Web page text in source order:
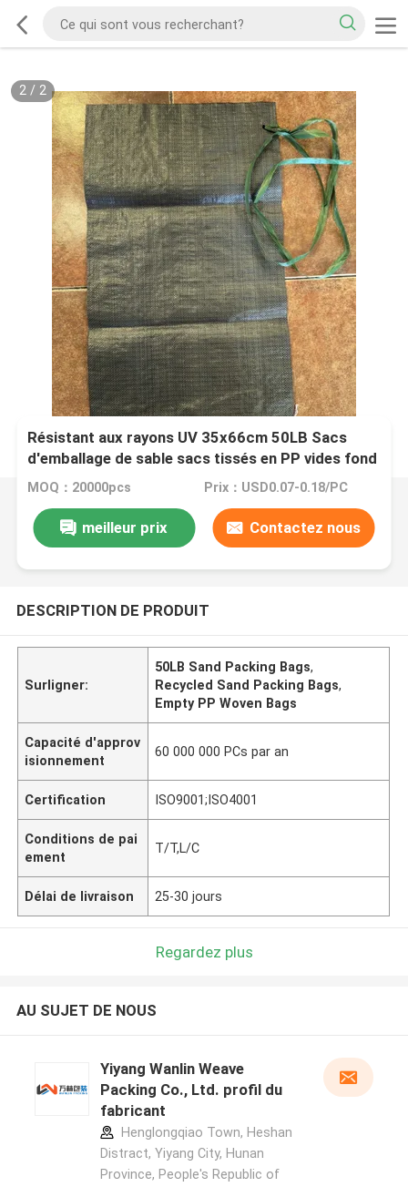
2/ 2
Résistant aux rayons UV 35x66cm 50LB Sacs
d'emballage de sable sacs tissés en PP vides fond
de couture recyclé
MOQ：20000pcs Prix：USD0.07-0.18/PC
meilleur prix Contactez nous
DESCRIPTION DE PRODUIT
Surligner:
50LB Sand Packing Bags,
Recycled Sand Packing Bags,
Empty PP Woven Bags
Capacité d'approv
isionnement
60 000 000 PCs par an
Certification ISO9001;ISO4001
Conditions de pai
ement
T/T,L/C
Délai de livraison 25-30 jours
Regardez plus
AU SUJET DE NOUS
Yiyang Wanlin Weave
Packing Co., Ltd. profil du
fabricant
Henglongqiao Town, Heshan
Distract, Yiyang City, Hunan
Province, People's Republic of